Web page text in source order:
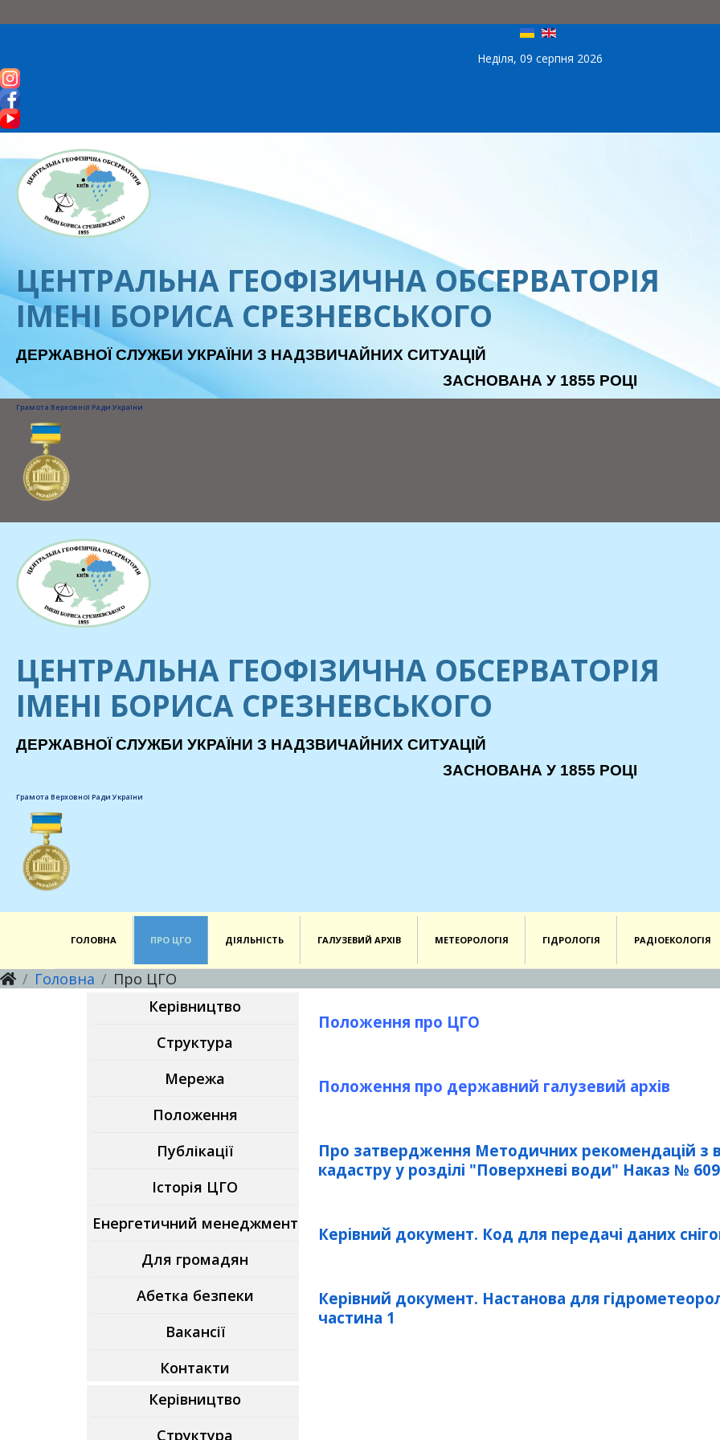
Неділя, 09 серпня 2026
ЦЕНТРАЛЬНА ГЕОФІЗИЧНА ОБСЕРВАТОРІЯ
ІМЕНІ БОРИСА СРЕЗНЕВСЬКОГО
ДЕРЖАВНОЇ СЛУЖБИ УКРАЇНИ З НАДЗВИЧАЙНИХ СИТУАЦІЙ
ЗАСНОВАНА У 1855 РОЦІ
Грамота Верховної Ради України
ЦЕНТРАЛЬНА ГЕОФІЗИЧНА ОБСЕРВАТОРІЯ
ІМЕНІ БОРИСА СРЕЗНЕВСЬКОГО
ДЕРЖАВНОЇ СЛУЖБИ УКРАЇНИ З НАДЗВИЧАЙНИХ СИТУАЦІЙ
ЗАСНОВАНА У 1855 РОЦІ
Грамота Верховної Ради України
ГОЛОВНА ПРО ЦГО ДІЯЛЬНІСТЬ ГАЛУЗЕВИЙ АРХІВ МЕТЕОРОЛОГІЯ ГІДРОЛОГІЯ РАДІОЕКОЛОГІЯ
Головна
Про ЦГО
Керівництво
Структура
Мережа
Положення
Публікації
Історія ЦГО
Енергетичний менеджмент
Для громадян
Абетка безпеки
Вакансії
Контакти
Керівництво
Структура
Положення про ЦГО
Положення про державний галузевий архів
Про затвердження Методичних рекомендацій з
кадастру у розділі "Поверхневі води" Наказ № 609
Керівний документ. Код для передачі даних
Керівний документ. Настанова для
частина 1